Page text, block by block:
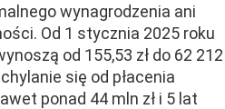
wynagrodzenia ani
Od 1 stycznia 2025 roku
od 155,53 zł do 62 212
się od płacenia
ponad 44 mln zł i 5 lat